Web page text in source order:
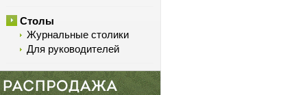
Столы
Журнальные столики
Для руководителей